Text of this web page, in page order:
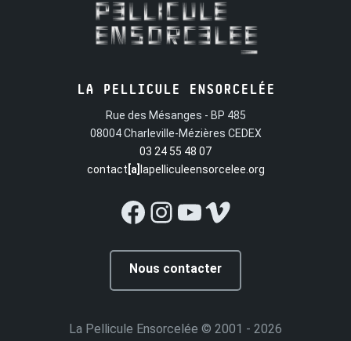
LA PELLICULE ENSORCELÉE
Rue des Mésanges - BP 485
08004 Charleville-Mézières CEDEX
03 24 55 48 07
contact [a] lapelliculeensorcelee.org
Facebook
Instagram
YouTube
Vimeo
Nous contacter
La Pellicule Ensorcelée © 2001 - 2026